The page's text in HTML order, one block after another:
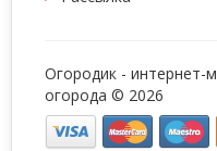
Огородик - интернет-
огорода © 2026